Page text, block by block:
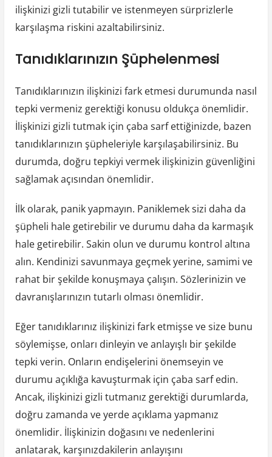
ilişkinizi gizli tutabilir ve istenmeyen sürprizlerle
karşılaşma riskini azaltabilirsiniz.
Tanıdıklarınızın Şüphelenmesi
Tanıdıklarınızın ilişkinizi fark etmesi durumunda nasıl
tepki vermeniz gerektiği konusu oldukça önemlidir.
İlişkinizi gizli tutmak için çaba sarf ettiğinizde, bazen
tanıdıklarınızın şüpheleriyle karşılaşabilirsiniz. Bu
durumda, doğru tepkiyi vermek ilişkinizin güvenliğini
sağlamak açısından önemlidir.
İlk olarak, panik yapmayın. Paniklemek sizi daha da
şüpheli hale getirebilir ve durumu daha da karmaşık
hale getirebilir. Sakin olun ve durumu kontrol altına
alın. Kendinizi savunmaya geçmek yerine, samimi ve
rahat bir şekilde konuşmaya çalışın. Sözlerinizin ve
davranışlarınızın tutarlı olması önemlidir.
Eğer tanıdıklarınız ilişkinizi fark etmişse ve size bunu
söylemişse, onları dinleyin ve anlayışlı bir şekilde
tepki verin. Onların endişelerini önemseyin ve
durumu açıklığa kavuşturmak için çaba sarf edin.
Ancak, ilişkinizi gizli tutmanız gerektiği durumlarda,
doğru zamanda ve yerde açıklama yapmanız
önemlidir. İlişkinizin doğasını ve nedenlerini
anlatarak, karşınızdakilerin anlayışını